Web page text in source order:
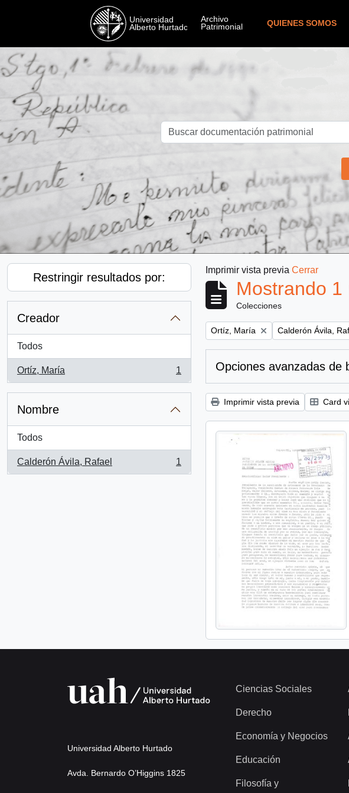
QUIENES SOMOS
Restringir resultados por:
Creador
Todos
Ortíz, María
, 1 resultados
1
Nombre
Todos
Calderón Ávila, Rafael
, 1 resultados
1
Imprimir vista previa Cerrar
Mostrando 1
Colecciones
Remove filter:
Ortíz, María Remove filter:
Calderón Ávila,
Opciones avanzadas de
Imprimir vista previa Card
Universidad Alberto Hurtado
Avda. Bernardo O’Higgins 1825
Ciencias Sociales
Derecho
Economía y Negocios
Educación
Filosofía y